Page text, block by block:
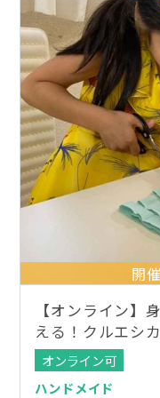
開
【オンライン】
える！クルエシ
オンライン可
ハンドメイド